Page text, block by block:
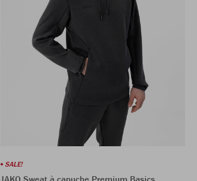
SALE!